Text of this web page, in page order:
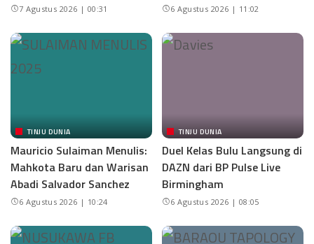
7 Agustus 2026 | 00:31 6 Agustus 2026 | 11:02
TINJU DUNIA
Mauricio Sulaiman Menulis:
Mahkota Baru dan Warisan
Abadi Salvador Sanchez
6 Agustus 2026 | 10:24
TINJU DUNIA
Duel Kelas Bulu Langsung di
DAZN dari BP Pulse Live
Birmingham
6 Agustus 2026 | 08:05